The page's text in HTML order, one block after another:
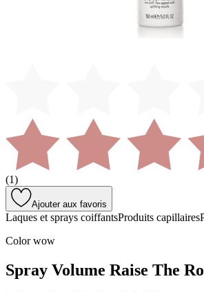
(1)
Ajouter aux favoris
Laques et sprays coiffantsProduits capillaires
Color wow
Spray Volume Raise The